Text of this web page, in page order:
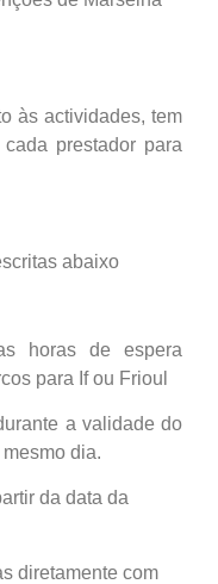
às actividades, tem
prestador para
abaixo
horas de espera
para If ou Frioul
a validade do
dia.
da data da
diretamente com